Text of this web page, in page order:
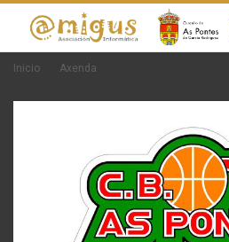
Inicio Axenda